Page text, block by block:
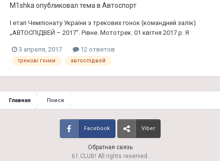
M1shka опубликовал тема в Автоспорт
І етап Чемпіонату України з трекових гонок (командний залік)
„АВТОСПІДВЕЙ – 2017”. Рівне. Мототрек. 01 квітня 2017 р. Я
трекових гонок (командний залік) „АВТОСПІДВЕЙ – 2017”. Рівне.
Мототрек. 01 квітня 2017 р. 1 квітня 2017 р...
3 апреля, 2017 12 ответов
трекові гонки автоспідвей
Главная Поиск
Обратная связь
Facebook Viber
61.CLUB! All rights reserved.